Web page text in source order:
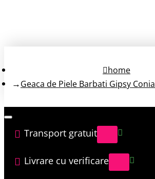
home
Geaca de Piele Barbati Gipsy
Transport gratuit
Livrare cu verificare